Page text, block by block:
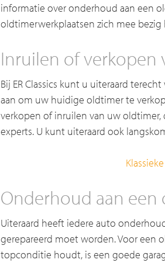
informatie over onderhoud aan een
oldtimerwerkplaatsen zich mee
Inruilen of verkopen
Bij ER Classics kunt u uiteraard
aan om uw huidige oldtimer te
verkopen of inruilen van uw
experts. U kunt uiteraard ook
Onderhoud aan
Uiteraard heeft iedere auto
gerepareerd moet worden. Voor een
topconditie houdt, is een goede